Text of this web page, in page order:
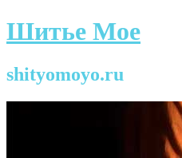
Шитье Мое
shityomoyo.ru